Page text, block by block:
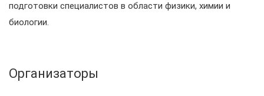
подготовки специалистов в области физики, химии и
биологии.
Организаторы